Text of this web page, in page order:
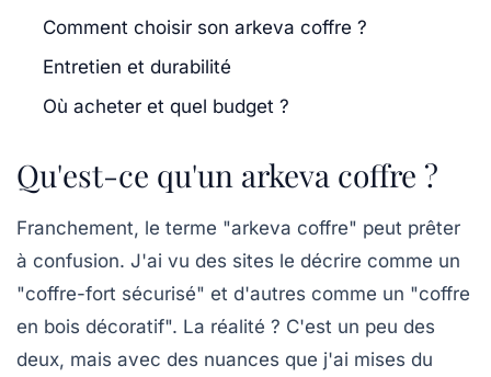
Comment choisir son arkeva coffre ?
Entretien et durabilité
Où acheter et quel budget ?
Qu'est-ce qu'un arkeva coffre ?
Franchement, le terme "arkeva coffre" peut prêter
à confusion. J'ai vu des sites le décrire comme un
"coffre-fort sécurisé" et d'autres comme un "coffre
en bois décoratif". La réalité ? C'est un peu des
deux, mais avec des nuances que j'ai mises du